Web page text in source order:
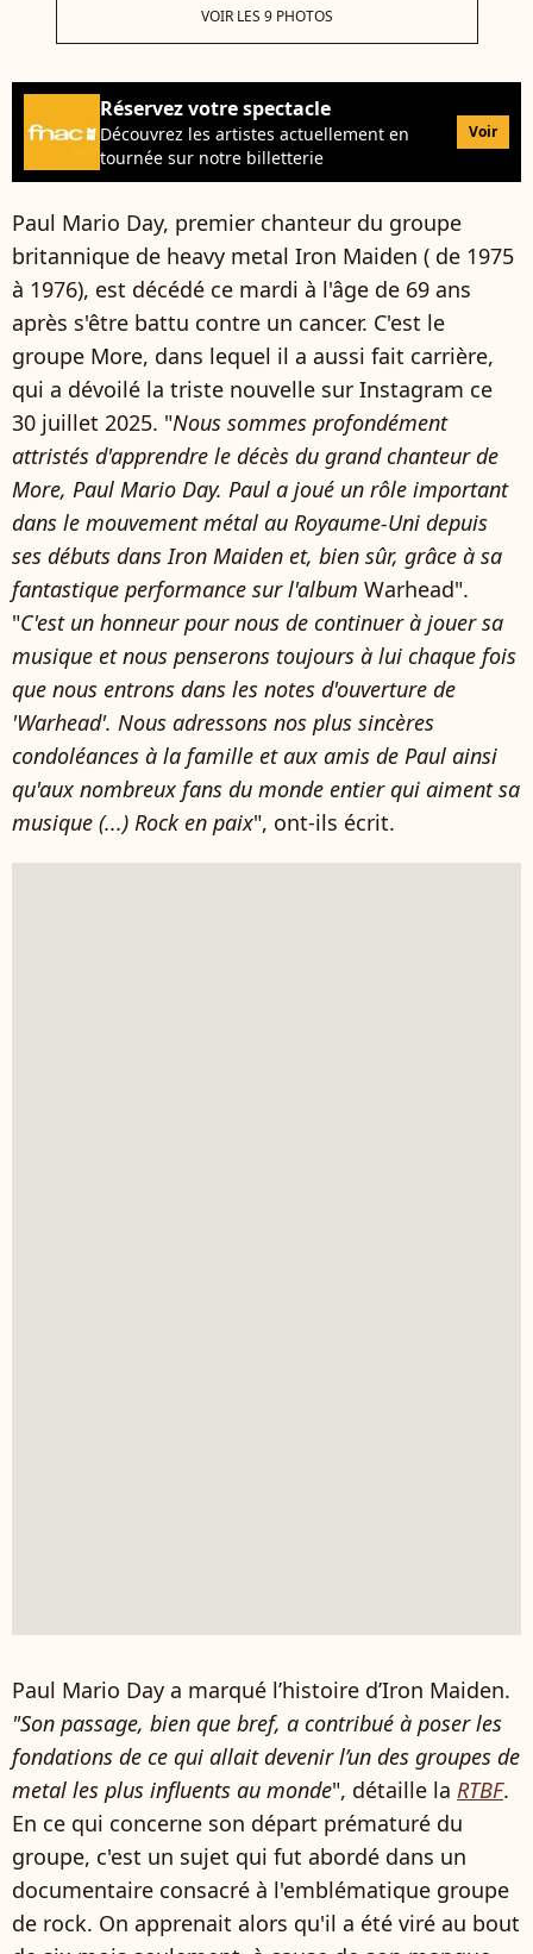
VOIR LES 9 PHOTOS
Réservez votre spectacle
Découvrez les artistes actuellement en
tournée sur notre billetterie
Voir
Paul Mario Day, premier chanteur du groupe
britannique de heavy metal Iron Maiden ( de 1975
à 1976), est décédé ce mardi à l'âge de 69 ans
après s'être battu contre un cancer. C'est le
groupe More, dans lequel il a aussi fait carrière,
qui a dévoilé la triste nouvelle sur Instagram ce
30 juillet 2025. "Nous sommes profondément
attristés d'apprendre le décès du grand chanteur de
More, Paul Mario Day. Paul a joué un rôle important
dans le mouvement métal au Royaume-Uni depuis
ses débuts dans Iron Maiden et, bien sûr, grâce à sa
fantastique performance sur l'album Warhead".
"C'est un honneur pour nous de continuer à jouer sa
musique et nous penserons toujours à lui chaque fois
que nous entrons dans les notes d'ouverture de
'Warhead'. Nous adressons nos plus sincères
condoléances à la famille et aux amis de Paul ainsi
qu'aux nombreux fans du monde entier qui aiment sa
musique (...) Rock en paix", ont-ils écrit.
Paul Mario Day a marqué l’histoire d’Iron Maiden.
"Son passage, bien que bref, a contribué à poser les
fondations de ce qui allait devenir l’un des groupes de
metal les plus influents au monde", détaille la RTBF.
En ce qui concerne son départ prématuré du
groupe, c'est un sujet qui fut abordé dans un
documentaire consacré à l'emblématique groupe
de rock. On apprenait alors qu'il a été viré au bout